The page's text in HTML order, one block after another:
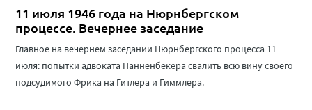
11 июля 1946 года на Нюрнбергском
процессе. Вечернее заседание
Главное на вечернем заседании Нюрнбергского процесса 11
июля: попытки адвоката Панненбекера свалить всю вину своего
подсудимого Фрика на Гитлера и Гиммлера.